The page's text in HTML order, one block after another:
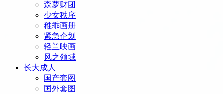
森萝财团
少女秩序
稚乖画册
紧急企划
轻兰映画
风之领域
长大成人
国产套图
国外套图